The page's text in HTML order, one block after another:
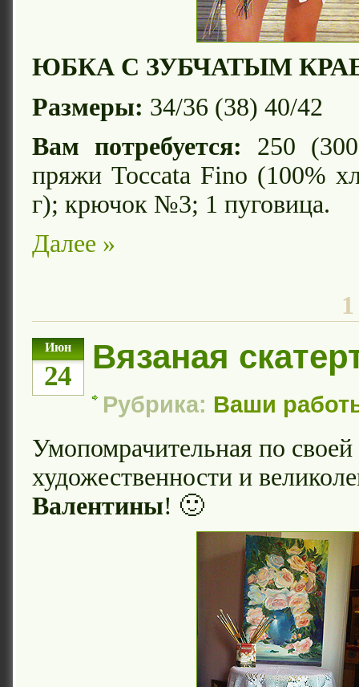
ЮБКА С ЗУБЧАТЫМ
Размеры: 34/36 (38) 40/42
Вам потребуется: 250
пряжи Toccata Fino (100%
г); крючок №3; 1 пуговица.
Далее »
Июн
24
Вязаная
Рубрика: Ваши
Умопомрачительная по
художественности и
Валентины! 🙂